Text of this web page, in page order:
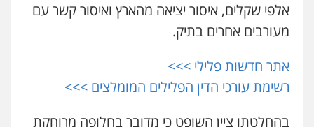
אלי אונגר משרד עו"ד
עסקים
0507302623
לוי מלאך דדון – משרד עו"ד
אלפי שקלים, איסור יציאה מהארץ ואיסור קשר עם
מעורבים אחרים בתיק.
אתר חדשות פלילי >>>
רשימת עורכי הדין הפלילים המומלצים >>>
בהחלטתו ציין השופט כי מדובר בחלופה מרוחקת
כבריאן, מזר – משרד עורכי דין
פלילי מעצרים וחקירות
פלילי משפחה כלכלי צבאי